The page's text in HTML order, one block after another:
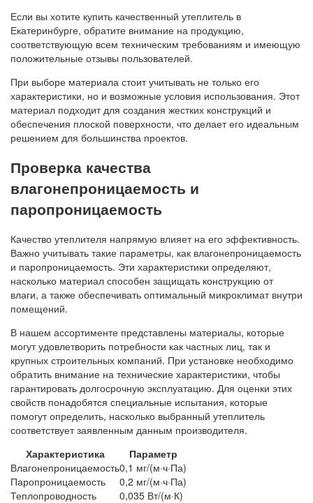
Если вы хотите купить качественный утеплитель в
Екатеринбурге, обратите внимание на продукцию,
соответствующую всем техническим требованиям и имеющую
положительные отзывы пользователей.
При выборе материала стоит учитывать не только его
характеристики, но и возможные условия использования. Этот
материал подходит для создания жестких конструкций и
обеспечения плоской поверхности, что делает его идеальным
решением для большинства проектов.
Проверка качества
влагонепроницаемость и
паропроницаемость
Качество утеплителя напрямую влияет на его эффективность.
Важно учитывать такие параметры, как влагонепроницаемость
и паропроницаемость. Эти характеристики определяют,
насколько материал способен защищать конструкцию от
влаги, а также обеспечивать оптимальный микроклимат внутри
помещений.
В нашем ассортименте представлены материалы, которые
могут удовлетворить потребности как частных лиц, так и
крупных строительных компаний. При установке необходимо
обратить внимание на технические характеристики, чтобы
гарантировать долгосрочную эксплуатацию. Для оценки этих
свойств понадобятся специальные испытания, которые
помогут определить, насколько выбранный утеплитель
соответствует заявленным данным производителя.
Характеристика
Параметр
Влагонепроницаемость0,1 мг/(м·ч·Па)
Паропроницаемость
0,2 мг/(м·ч·Па)
Теплопроводность
0,035 Вт/(м·К)